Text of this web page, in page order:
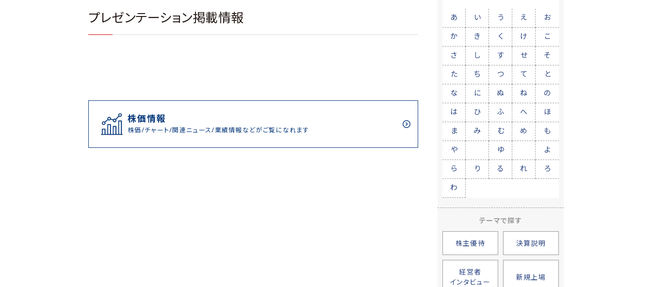
プレゼンテーション掲載情報
株価情報
株価/チャート/関連ニュース/業績情報などがご覧になれます
あ い う え お
か き く け こ
さ し す せ そ
た ち つ て と
な に ぬ ね の
は ひ ふ へ ほ
ま み む め も
や ゆ よ
ら り る れ ろ
わ
テーマで探す
株主優待 決算説明
経営者
インタビュー
新規上場